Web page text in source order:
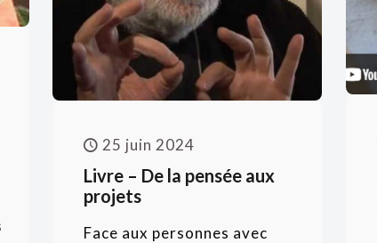
25 juin 2024
Livre – De la pensée aux
projets
Face aux personnes avec